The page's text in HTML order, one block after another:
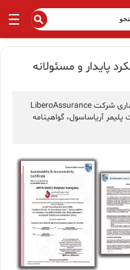
پایدار و مسئولانه
شرکت BSM نماینده رسمی و انحصاری شرکت LiberoAssurance
آریاساسول، گواهینامه